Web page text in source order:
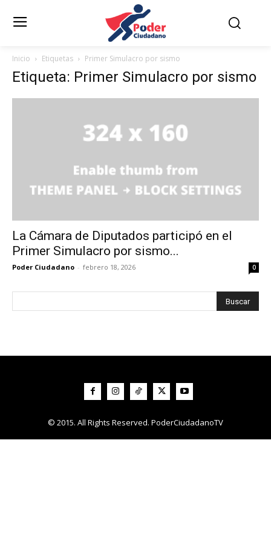
Inicio Etiquetas Primer Simulacro por sismo
Etiqueta: Primer Simulacro por sismo
La Cámara de Diputados participó en el
Primer Simulacro por sismo...
Poder Ciudadano - febrero 18, 2026 0
© 2015. All Rights Reserved. PoderCiudadanoTV